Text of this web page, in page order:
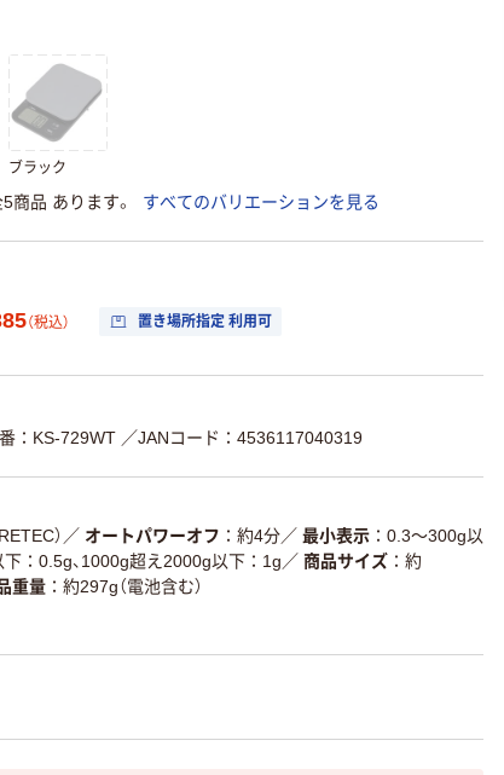
ブラック
5商品 あります。
すべてのバリエーションを見る
（税込） 置き場所指定 利用可
：KS-729WT ／JANコード：4536117040319
） ／ オートパワーオフ 約4分／ 最小表示
0.3～300g以
：0.5g、1000g超え2000g以下：1g ／ 商品サイズ
約
重量
約297g（電池含む）